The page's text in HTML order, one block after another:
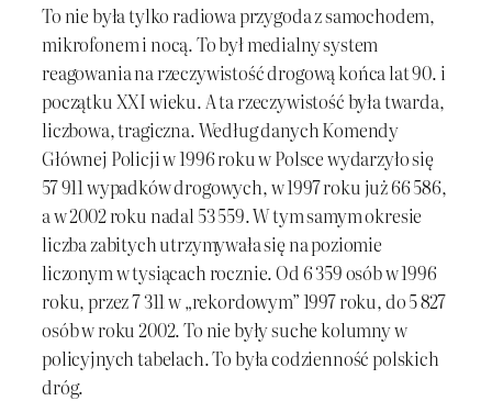
To nie była tylko radiowa przygoda z samochodem,
mikrofonem i nocą. To był medialny system
reagowania na rzeczywistość drogową końca lat 90. i
początku XXI wieku. A ta rzeczywistość była twarda,
liczbowa, tragiczna. Według danych Komendy
Głównej Policji w 1996 roku w Polsce wydarzyło się
57 911 wypadków drogowych, w 1997 roku już 66 586,
a w 2002 roku nadal 53 559. W tym samym okresie
liczba zabitych utrzymywała się na poziomie
liczonym w tysiącach rocznie. Od 6 359 osób w 1996
roku, przez 7 311 w „rekordowym” 1997 roku, do 5 827
osób w roku 2002. To nie były suche kolumny w
policyjnych tabelach. To była codzienność polskich
dróg.